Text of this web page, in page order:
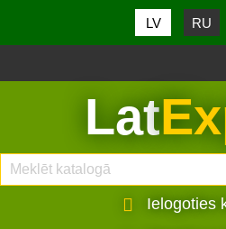
LV RU
Lat
Ielogoties